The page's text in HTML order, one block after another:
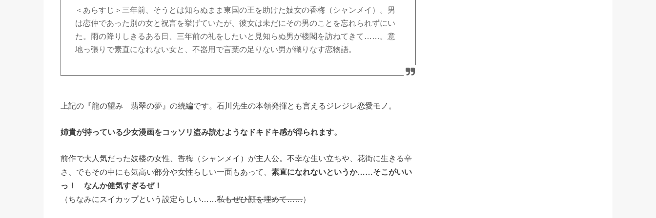
＜あらすじ＞三年前、そうとは知らぬまま東国の王を助けた妓女の香梅（シャンメイ）。男
は恋仲であった別の女と祝言を挙げていたが、彼女は未だにその男のことを忘れられずにい
た。雨の降りしきるある日、三年前の礼をしたいと見知らぬ男が楼閣を訪ねてきて……。意
地っ張りで素直になれない女と、不器用で言葉の足りない男が織りなす恋物語。
上記の『龍の望み 翡翠の夢』の続編です。石川先生の本領発揮とも言えるジレジレ恋愛モノ。
姉貴が持っている少女漫画をコッソリ盗み読むようなドキドキ感が得られます。
前作で大人気だった妓楼の女性、香梅（シャンメイ）が主人公。不幸な生い立ちや、花街に生きる辛
さ、でもその中にも気高い部分や女性らしい一面もあって、 素直になれないというか……そこがいい
っ！ なんか健気すぎるぜ！
（ちなみにスイカップという設定らしい……私もぜひ顔を埋めて……）